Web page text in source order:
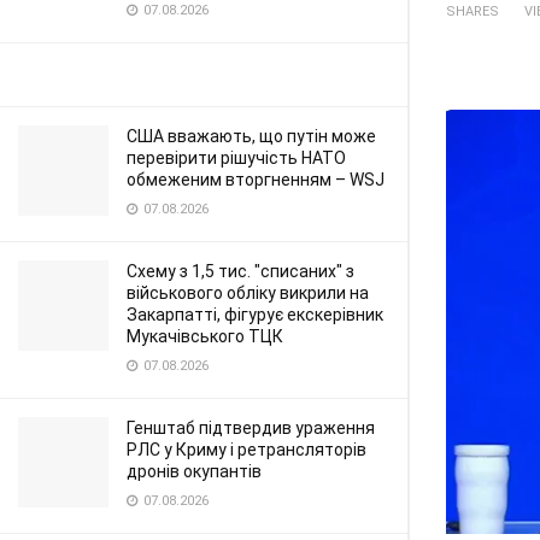
07.08.2026
США вважають, що путін може
перевірити рішучість НАТО
обмеженим вторгненням – WSJ
07.08.2026
Схему з 1,5 тис. "списаних" з
військового обліку викрили на
Закарпатті, фігурує екскерівник
Мукачівського ТЦК
07.08.2026
Генштаб підтвердив ураження
РЛС у Криму і ретрансляторів
дронів окупантів
07.08.2026
SHARES